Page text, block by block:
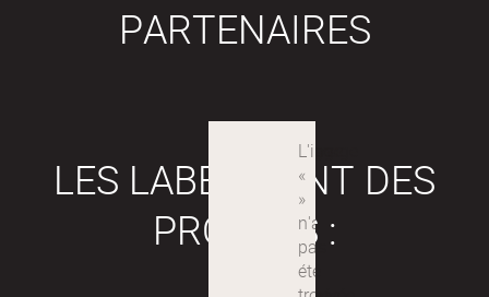
PARTENAIRES
LES LABEX SONT DES
PROJETS :